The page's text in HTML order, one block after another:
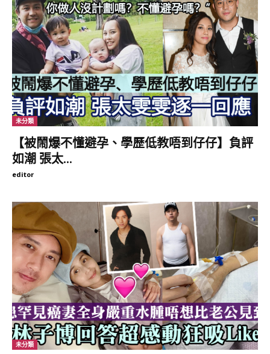
後來有網民發現一名叫Charlotte的女子，同樣在社交平台分享跟男
友Staycation的照片，雖然該男子被遮蓋樣貌，但憑他的外形、打
扮及背景，此時已被認出是「朱凌凌」吳偉豪。
未分類
【被鬧爆不懂避孕、學歷低教唔到仔仔】負評
如潮 張太...
editor
未分類